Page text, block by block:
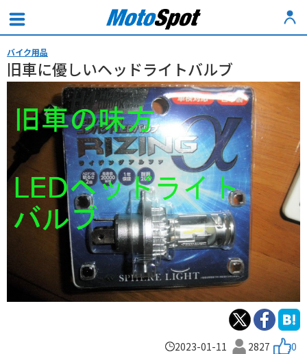
バイク用品
旧車に優しいヘッドライトバルブ
2023-01-11 2827 0